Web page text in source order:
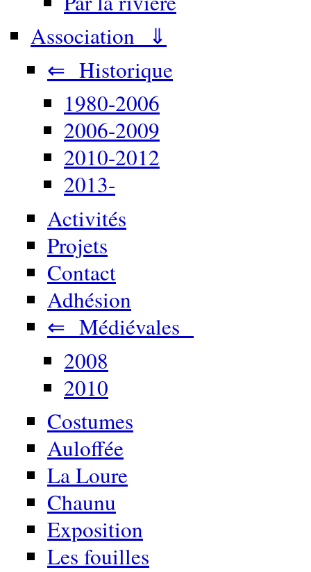
Association ⇓
⇐ Historique
1980-2006
2006-2009
2010-2012
2013-
Activités
Projets
Contact
Adhésion
⇐ Médiévales
2008
2010
Costumes
Auloffée
La Loure
Chaunu
Exposition
Les fouilles